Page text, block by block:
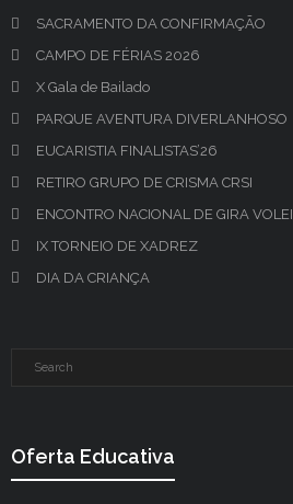
SACRAMENTO DA CONFIRMAÇÃO
CAMPO DE FÉRIAS 2026
X Gala de Bailado
PARQUE AVENTURA DIVERLANHOSO
EUCARISTIA FINALISTAS’26
RETIRO GRUPO DE CRISMA CRSI
ENCONTRO NACIONAL DE GIRA VOLEI
IX TORNEIO DE XADREZ
DIA DA CRIANÇA
Oferta Educativa